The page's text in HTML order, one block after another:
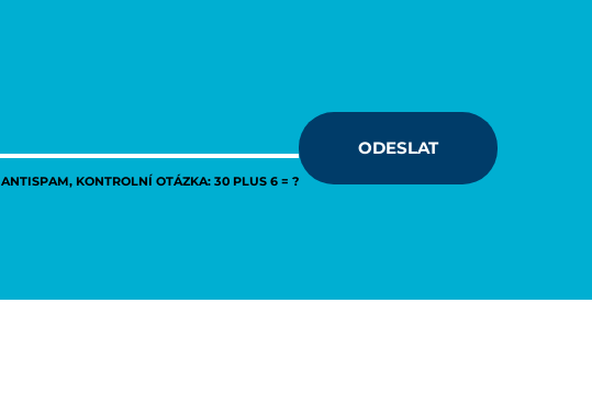
ANTISPAM, KONTROLNÍ OTÁZKA: 30 PLUS 6 = ?
ODESLAT